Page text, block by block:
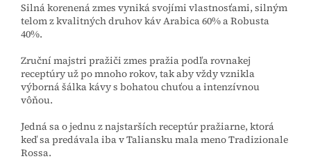
Silná korenená zmes vyniká svojími vlastnosťami, silným
telom z kvalitných druhov káv Arabica 60% a Robusta
40%.
Zruční majstri pražiči zmes pražia podľa rovnakej
receptúry už po mnoho rokov, tak aby vždy vznikla
výborná šálka kávy s bohatou chuťou a intenzívnou
vôňou.
Jedná sa o jednu z najstarších receptúr pražiarne, ktorá
keď sa predávala iba v Taliansku mala meno Tradizionale
Rossa.